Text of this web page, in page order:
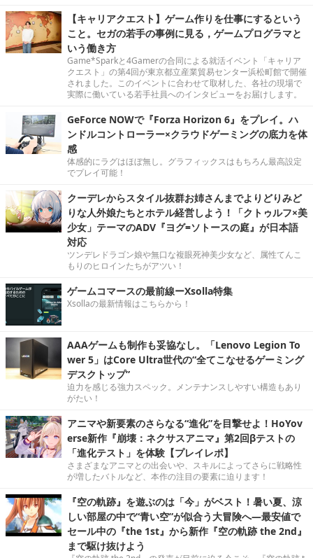
【キャリアクエスト】ゲーム作りを仕事にするという
こと。セガの若手の事例に見る，ゲームプログラマと
いう働き方
Game*Sparkと4Gamerの合同による就活イベント「キャリア
クエスト」の第4回が東京都立産業貿易センター浜松町館で開催
されました。このイベントに合わせて取材した、各社の現場で
実際に働いている若手社員へのインタビューをお届けします。
GeForce NOWで『Forza Horizon 6』をプレイ。ハ
ンドルコントローラー×クラウドゲーミングの底力を体
感
体感的にラグはほぼ無し。グラフィックスはもちろん最高設定
でプレイ可能！
クーデレからスタイル抜群お姉さんまでよりどりみど
りな人外娘たちとホテル経営しよう！「クトゥルフ×美
少女」テーマのADV『ヨグ=ソトースの庭』が日本語
対応
ツンデレドラゴン娘や無口な複眼死神美少女など、属性てんこ
もりのヒロインたちがアツい！
ゲームコマースの最前線ーXsolla特集
Xsollaの最新情報はこちらから！
AAAゲームも制作も妥協なし。「Lenovo Legion To
wer 5」はCore Ultra世代の“全てこなせるゲーミング
デスクトップ”
迫力を感じる強力スペック。メンテナンスしやすい構造もあり
がたい！
アニマや新要素のさらなる“進化”を目撃せよ！HoYov
erse新作『崩壊：ネクサスアニマ』第2回βテストの
「進化テスト」を体験【プレイレポ】
さまざまなアニマとの出会いや、スキルによってさらに戦略性
が増したバトルなど、本作の注目の要素に迫ります！
『空の軌跡』を遊ぶのは「今」がベスト！暑い夏、涼
しい部屋の中で“青い空”が似合う大冒険へ―最安値で
セール中の『the 1st』から新作『空の軌跡 the 2nd』
まで駆け抜けよう